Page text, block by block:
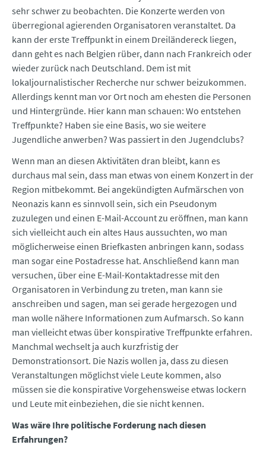
sehr schwer zu beobachten. Die Konzerte werden von
überregional agierenden Organisatoren veranstaltet. Da
kann der erste Treffpunkt in einem Dreiländereck liegen,
dann geht es nach Belgien rüber, dann nach Frankreich oder
wieder zurück nach Deutschland. Dem ist mit
lokaljournalistischer Recherche nur schwer beizukommen.
Allerdings kennt man vor Ort noch am ehesten die Personen
und Hintergründe. Hier kann man schauen: Wo entstehen
Treffpunkte? Haben sie eine Basis, wo sie weitere
Jugendliche anwerben? Was passiert in den Jugendclubs?
Wenn man an diesen Aktivitäten dran bleibt, kann es
durchaus mal sein, dass man etwas von einem Konzert in der
Region mitbekommt. Bei angekündigten Aufmärschen von
Neonazis kann es sinnvoll sein, sich ein Pseudonym
zuzulegen und einen E-Mail-Account zu eröffnen, man kann
sich vielleicht auch ein altes Haus aussuchten, wo man
möglicherweise einen Briefkasten anbringen kann, sodass
man sogar eine Postadresse hat. Anschließend kann man
versuchen, über eine E-Mail-Kontaktadresse mit den
Organisatoren in Verbindung zu treten, man kann sie
anschreiben und sagen, man sei gerade hergezogen und
man wolle nähere Informationen zum Aufmarsch. So kann
man vielleicht etwas über konspirative Treffpunkte erfahren.
Manchmal wechselt ja auch kurzfristig der
Demonstrationsort. Die Nazis wollen ja, dass zu diesen
Veranstaltungen möglichst viele Leute kommen, also
müssen sie die konspirative Vorgehensweise etwas lockern
und Leute mit einbeziehen, die sie nicht kennen.
Was wäre Ihre politische Forderung nach diesen
Erfahrungen?